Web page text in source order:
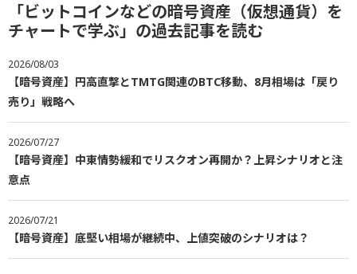
「ビットコインなどの暗号資産（仮想通貨）を
チャートで学ぶ」の過去記事を読む
2026/08/03
【暗号資産】円高直撃とTMTG関連のBTC移動、8月相場は「戻り
売り」戦略へ
2026/07/27
【暗号資産】中東情勢緩和でリスクオン再開か？上昇シナリオと注
意点
2026/07/21
【暗号資産】底堅い相場が継続中、上値突破のシナリオは？